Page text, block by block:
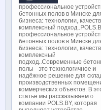
профессиональное
бетонных полов в Минске
бизнеса: технологии,
комплексный
профессиональное
бетонных полов в Минске
бизнеса: технологии,
комплексный
подход..Современные
полы - это технологичное и
надёжное решение для
производственных
коммерческих объектов. В
статье мы рассказываем о
компании POLS.BY, которая